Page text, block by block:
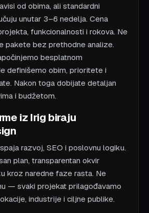
od obima, ali standardni
unutar 3–6 nedelja. Cena
funkcionalnosti i rokova. Ne
pakete bez prethodne analize.
besplatnom
definišemo obim, prioritete i
Nakon toga dobijate detaljan
i budžetom.
iz Irig biraju
razvoj, SEO i poslovnu logiku.
plan, transparentan okvir
kroz naredne faze rasta. Ne
— svaki projekat prilagođavamo
industrije i ciljne publike.